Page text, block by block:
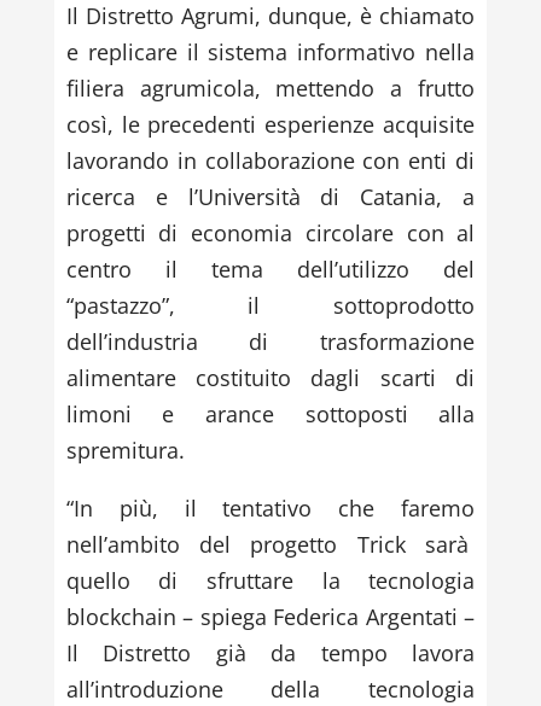
Il Distretto Agrumi, dunque, è chiamato
e replicare il sistema informativo nella
filiera agrumicola, mettendo a frutto
così, le precedenti esperienze acquisite
lavorando in collaborazione con enti di
ricerca e l’Università di Catania, a
progetti di economia circolare con al
centro il tema dell’utilizzo del
“pastazzo”, il sottoprodotto
dell’industria di trasformazione
alimentare costituito dagli scarti di
limoni e arance sottoposti alla
spremitura.
“In più, il tentativo che faremo
nell’ambito del progetto Trick sarà
quello di sfruttare la tecnologia
blockchain – spiega Federica Argentati –
Il Distretto già da tempo lavora
all’introduzione della tecnologia